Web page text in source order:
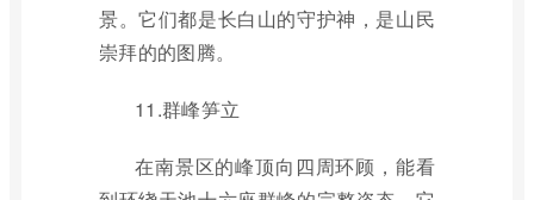
景。它们都是长白山的守护神，是山民
崇拜的的图腾。
11.群峰笋立
在南景区的峰顶向四周环顾，能看